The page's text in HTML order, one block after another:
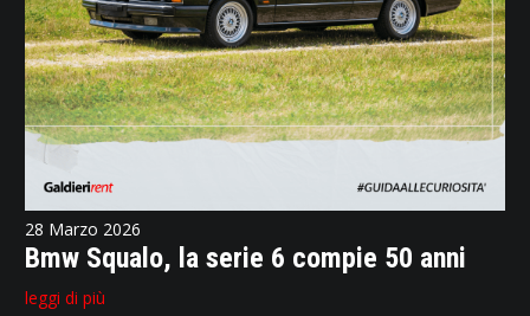
28 Marzo 2026
Bmw Squalo, la serie 6 compie 50 anni
leggi di più